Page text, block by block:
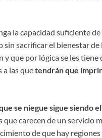
la capacidad suficiente
sin sacrificar el bienestar
y que por lógica se les
las quetendrán que
se niegue sigue siendo
que carecen de un servicio
de que hay